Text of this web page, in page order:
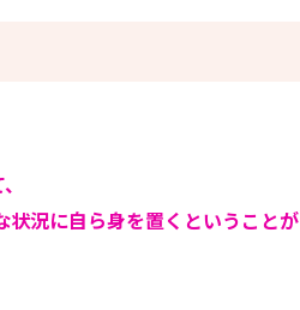
況に自ら身を置くということが